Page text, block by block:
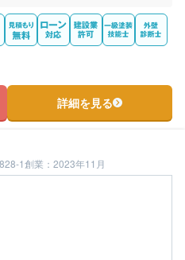
詳細を見る
1創業：2023年11月